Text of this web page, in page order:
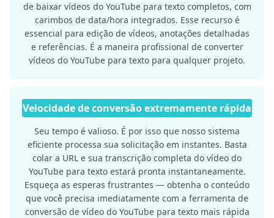
de baixar vídeos do YouTube para texto completos, com
carimbos de data/hora integrados. Esse recurso é
essencial para edição de vídeos, anotações detalhadas
e referências. É a maneira profissional de converter
vídeos do YouTube para texto para qualquer projeto.
Velocidade de conversão extremamente rápida
Seu tempo é valioso. É por isso que nosso sistema
eficiente processa sua solicitação em instantes. Basta
colar a URL e sua transcrição completa do vídeo do
YouTube para texto estará pronta instantaneamente.
Esqueça as esperas frustrantes — obtenha o conteúdo
que você precisa imediatamente com a ferramenta de
conversão de vídeo do YouTube para texto mais rápida